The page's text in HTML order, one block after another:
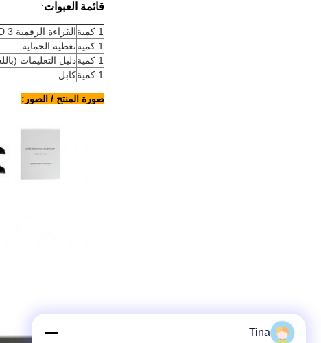
قائمة العبوات:
1 كمية
القراءة الرقمية LED 3 محور SDS2-3Va
1 كمية
تغطية الحماية
1 كمية
دليل التعليمات
1 كمية
كابل
صورة المنتج / الصور:
Tina